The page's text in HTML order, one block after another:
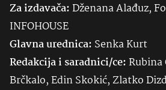
Za izdavača:Dženana Alađuz,
INFOHOUSE
Glavna urednica: SenkaKurt
Redakcija i saradnici/ce:Rubina
Brčkalo, Edin Skokić, Zlatko